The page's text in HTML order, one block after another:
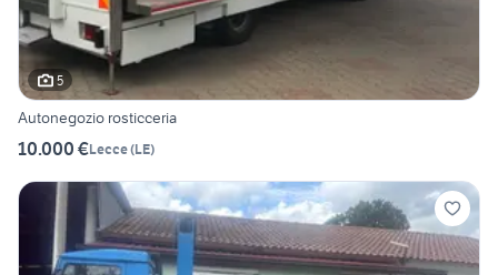
5
Autonegozio rosticceria
10.000 €Lecce(LE)